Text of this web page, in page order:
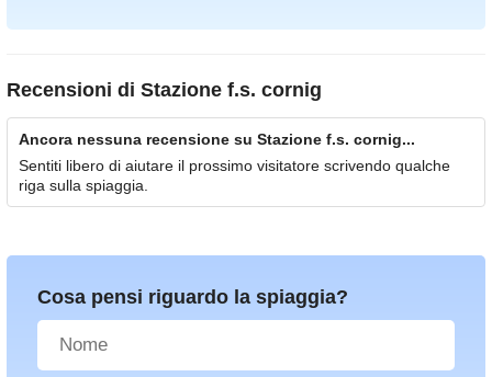
Recensioni di Stazione f.s. cornig
Ancora nessuna recensione su Stazione f.s. cornig...
Sentiti libero di aiutare il prossimo visitatore scrivendo qualche
riga sulla spiaggia.
Cosa pensi riguardo la spiaggia?